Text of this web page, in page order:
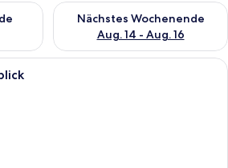
für dieses Wochenende, Aug. 7
Nächstes Wochenende
Aug. 14 - Aug. 16
Überprüfe die Verfügbarkeit
Ein Hotelzimmer mit einem großen